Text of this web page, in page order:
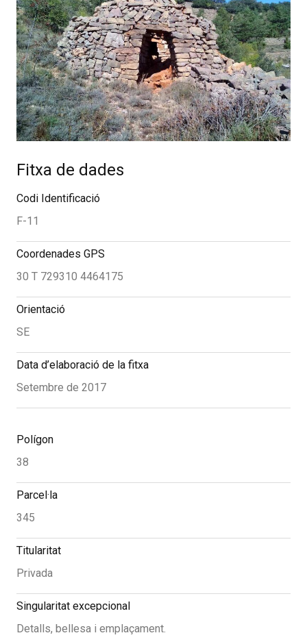
Fitxa de dades
Codi Identificació
F-11
Coordenades GPS
30 T 729310 4464175
Orientació
SE
Data d’elaboració de la fitxa
Setembre de 2017
Polígon
38
Parcel·la
345
Titularitat
Privada
Singularitat excepcional
Detalls, bellesa i emplaçament.